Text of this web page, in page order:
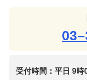
受付時間：平日 9